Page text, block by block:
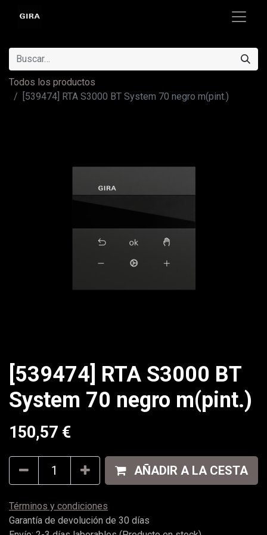
Todos los productos
[539474] RTA S3000 BT System 70 negro m(pint.)
[539474] RTA S3000 BT
System 70 negro m(pint.)
150,57 €
AÑADIR A LA CESTA
Términos y condiciones
Garantía de devolución de 30 días